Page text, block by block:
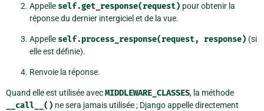
Appelle self.get_response(request) pour obtenir la
réponse du dernier intergiciel et de la vue.
Appelle self.process_response(request, response) (si
elle est définie).
Renvoie la réponse.
Quand elle est utilisée avecMIDDLEWARE_CLASSES, la méthode
__call__() ne sera jamais utilisée ; Django appelle directement